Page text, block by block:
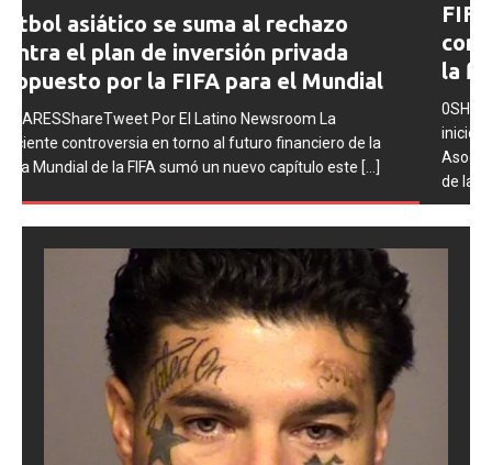
FIFA abre expedientes disciplinarios
contra Argentina tras los incidentes en
la final del Mundial 2026
0SHARESShareTweet Por El Latino Newsroom La FIFA
inició una serie de procesos disciplinarios contra la
Asociación del Fútbol Argentino (AFA), cuatro integrantes
ious